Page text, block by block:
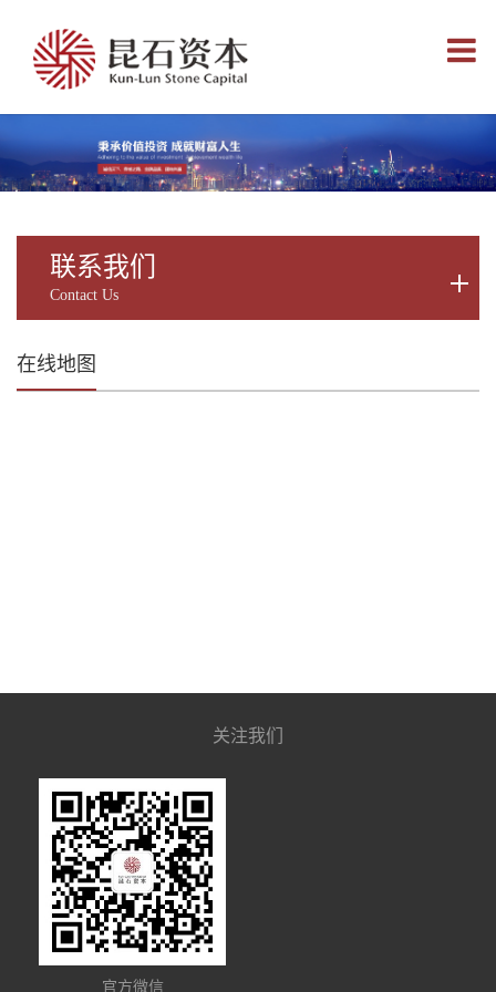
Toggle
联系我们
Contact Us
在线地图
关注我们
官方微信